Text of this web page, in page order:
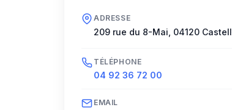
ADRESSE
209 rue du 8-Mai 04120
TÉLÉPHONE
04 92 36 72 00
EMAIL